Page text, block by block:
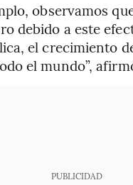
observamos
debido a este
el crecimiento
el mundo”,
PUBLICIDAD